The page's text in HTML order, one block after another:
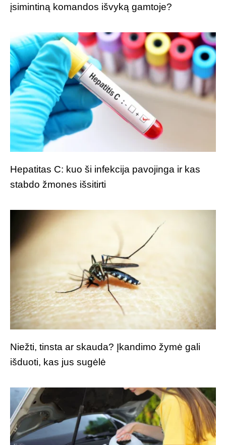
įsimintiną komandos išvyką gamtoje?
Hepatitas C: kuo ši infekcija pavojinga ir kas
stabdo žmones išsitirti
Niežti, tinsta ar skauda? Įkandimo žymė gali
išduoti, kas jus sugėlė